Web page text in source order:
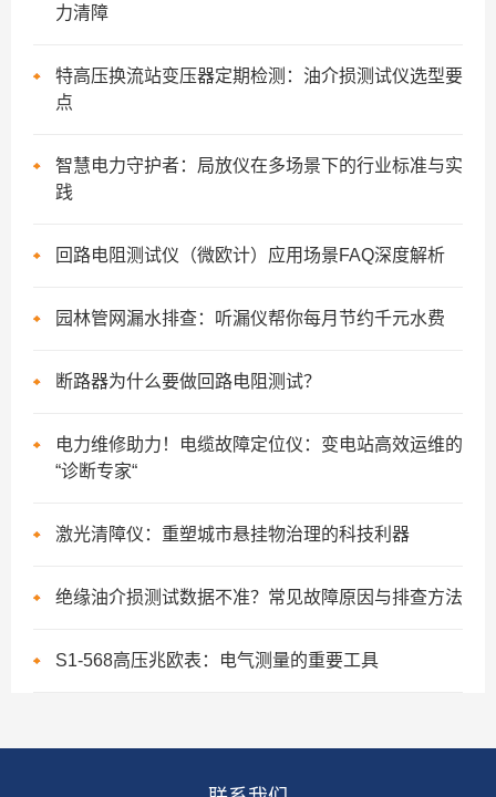
力清障
特高压换流站变压器定期检测：油介损测试仪选型要
点
智慧电力守护者：局放仪在多场景下的行业标准与实
践
回路电阻测试仪（微欧计）应用场景FAQ深度解析
园林管网漏水排查：听漏仪帮你每月节约千元水费
断路器为什么要做回路电阻测试？
电力维修助力！电缆故障定位仪：变电站高效运维的
“诊断专家“
激光清障仪：重塑城市悬挂物治理的科技利器
绝缘油介损测试数据不准？常见故障原因与排查方法
S1-568高压兆欧表：电气测量的重要工具